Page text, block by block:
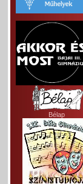
Bélap